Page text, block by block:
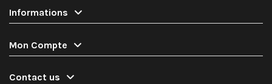
Informations
Mon Compte
Contact us